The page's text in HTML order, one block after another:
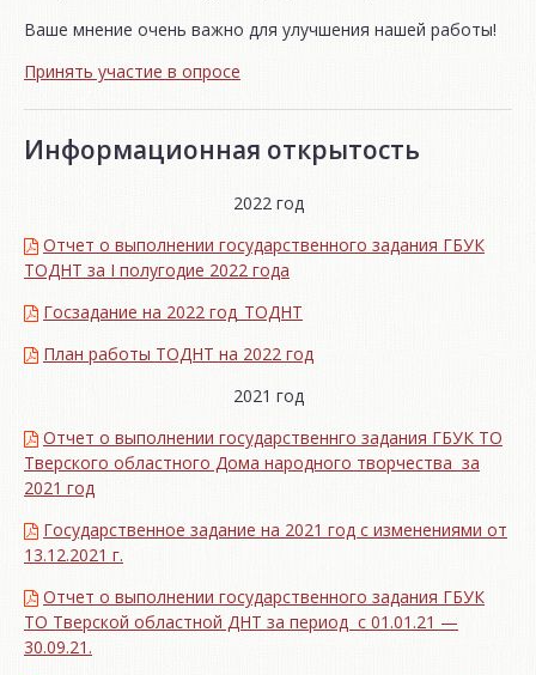
Ваше мнение очень важно для улучшения нашей работы!
Принять участие в опросе
Информационная открытость
2022 год
Отчет о выполнении государственного задания ГБУК
ТОДНТ за I полугодие 2022 года
Госзадание на 2022 год_ТОДНТ
План работы ТОДНТ на 2022 год
2021 год
Отчет о выполнении государственнго задания ГБУК ТО
Тверского областного Дома народного творчества за
2021 год
Государственное задание на 2021 год с изменениями от
13.12.2021 г.
Отчет о выполнении государственного задания ГБУК
ТО Тверской областной ДНТ за период с 01.01.21 —
30.09.21.